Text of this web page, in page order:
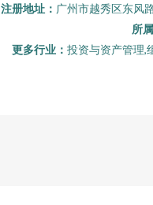
注册地址： 广州市越秀区东风
所
更多行业： 投资与资产管理,